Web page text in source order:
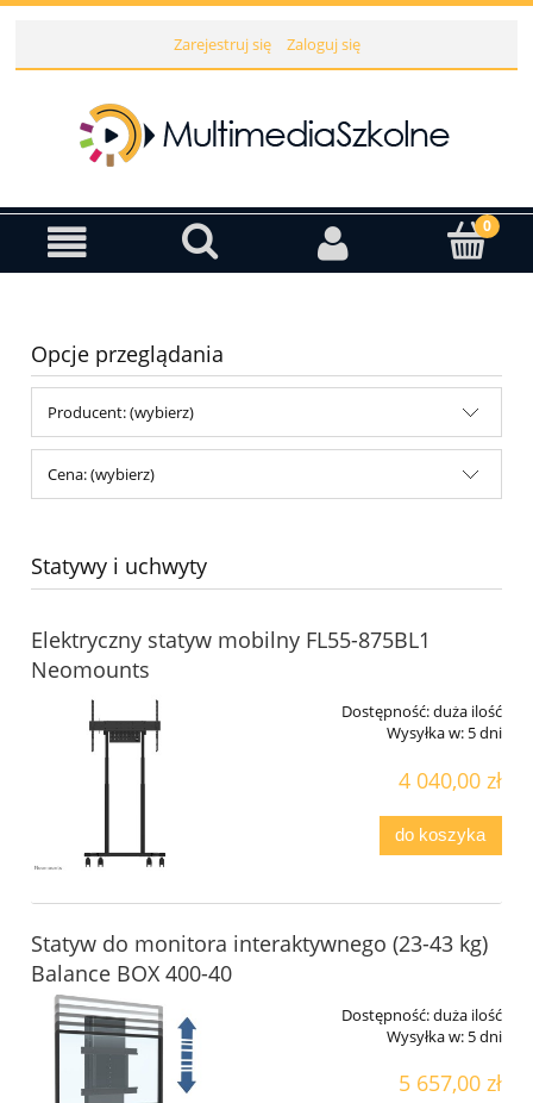
Zarejestruj się Zaloguj się
Opcje przeglądania
Producent: (wybierz)
Cena: (wybierz)
Statywy i uchwyty
Elektryczny statyw mobilny FL55-875BL1
Neomounts
Dostępność:duża ilość
Wysyłka w: 5 dni
4 040,00 zł
do koszyka
Statyw do monitora interaktywnego (23-43 kg)
Balance BOX 400-40
Dostępność:duża ilość
Wysyłka w: 5 dni
5 657,00 zł